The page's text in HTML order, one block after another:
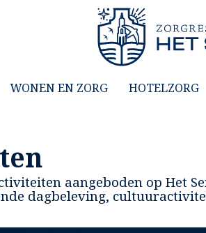
WONEN EN ZORG HOTELZORG
aangeboden op Het
dagbeleving,